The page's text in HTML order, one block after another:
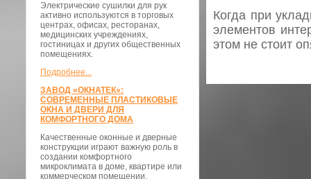
Электрические сушилки для рук
активно используются в торговых
центрах, офисах, ресторанах,
медицинских учреждениях,
гостиницах и других общественных
помещениях.
Подробнее...
ЗАВОД «ОКНАТЕК»:
СОВРЕМЕННЫЕ ПЛАСТИКОВЫЕ
ОКНА И ДВЕРИ ДЛЯ
КОМФОРТНОГО ДОМА
Качественные оконные и дверные
конструкции играют важную роль в
создании комфортного
микроклимата в доме, квартире или
коммерческом помещении.
Когда при
элементов
этом не стоит